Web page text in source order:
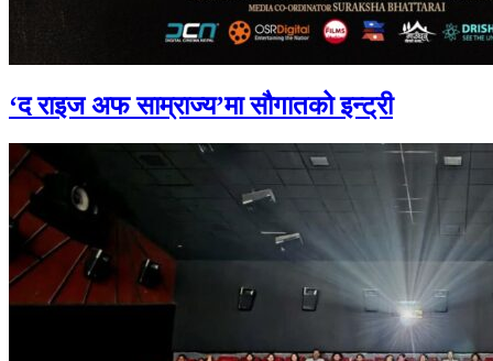
‘द राइज अफ साम्राज्य’मा सौगातको इन्ट्री